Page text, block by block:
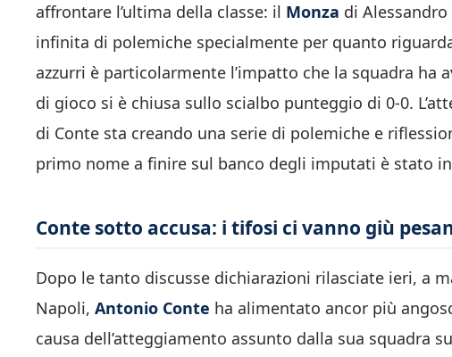
affrontare l’ultima della classe: il Monza di
infinita di polemiche specialmente per quanto
azzurri è particolarmente l’impatto che la squadra ha
di gioco si è chiusa sullo scialbo punteggio di 0-0.
di Conte sta creando una serie di polemiche e
primo nome a finire sul banco degli imputati è stato
Conte sotto accusa: i tifosi ci vanno giù
Dopo le tanto discusse dichiarazioni rilasciate ieri, a
Napoli, Antonio Conte ha alimentato ancor più
causa dell’atteggiamento assunto dalla sua squadra